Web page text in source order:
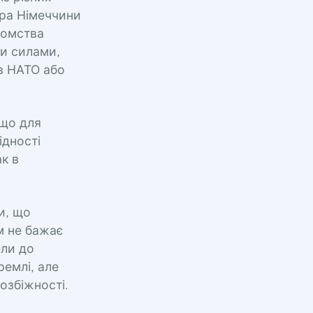
Німеччини
силами,
НАТО або
для
в
що
не бажає
до
але